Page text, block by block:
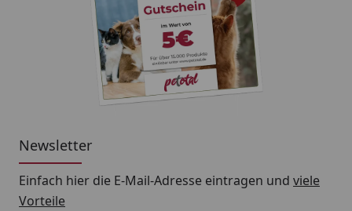
gut verschließen.
Newsletter
Einfach hier die E-Mail-Adresse eintragen und viele
Vorteile